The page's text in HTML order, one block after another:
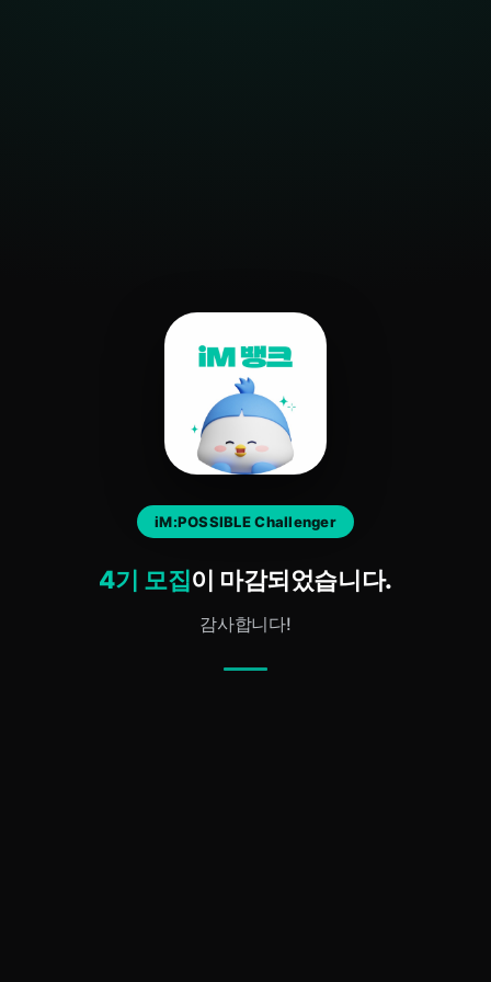
iM:POSSIBLE Challenger
4기 모집이 마감되었습니다.
감사합니다!